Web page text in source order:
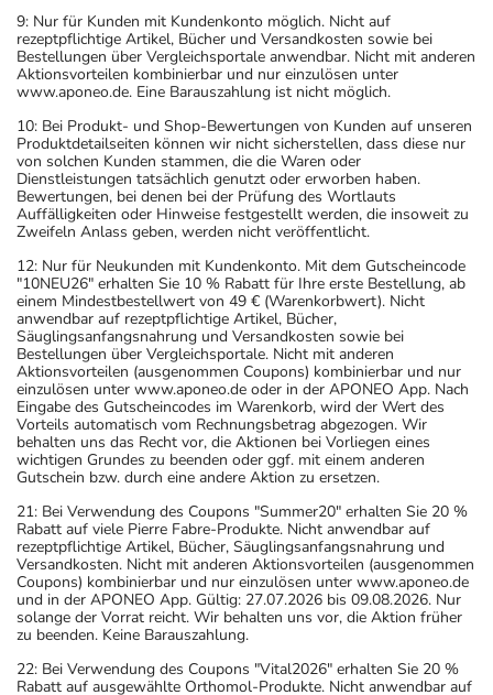
9: Nur für Kunden mit Kundenkonto möglich. Nicht auf
rezeptpflichtige Artikel, Bücher und Versandkosten sowie bei
Bestellungen über Vergleichsportale anwendbar. Nicht mit anderen
Aktionsvorteilen kombinierbar und nur einzulösen unter
www.aponeo.de. Eine Barauszahlung ist nicht möglich.
10: Bei Produkt- und Shop-Bewertungen von Kunden auf unseren
Produktdetailseiten können wir nicht sicherstellen, dass diese nur
von solchen Kunden stammen, die die Waren oder
Dienstleistungen tatsächlich genutzt oder erworben haben.
Bewertungen, bei denen bei der Prüfung des Wortlauts
Auffälligkeiten oder Hinweise festgestellt werden, die insoweit zu
Zweifeln Anlass geben, werden nicht veröffentlicht.
12: Nur für Neukunden mit Kundenkonto. Mit dem Gutscheincode
"10NEU26" erhalten Sie 10 % Rabatt für Ihre erste Bestellung, ab
einem Mindestbestellwert von 49 € (Warenkorbwert). Nicht
anwendbar auf rezeptpflichtige Artikel, Bücher,
Säuglingsanfangsnahrung und Versandkosten sowie bei
Bestellungen über Vergleichsportale. Nicht mit anderen
Aktionsvorteilen (ausgenommen Coupons) kombinierbar und nur
einzulösen unter www.aponeo.de oder in der APONEO App. Nach
Eingabe des Gutscheincodes im Warenkorb, wird der Wert des
Vorteils automatisch vom Rechnungsbetrag abgezogen. Wir
behalten uns das Recht vor, die Aktionen bei Vorliegen eines
wichtigen Grundes zu beenden oder ggf. mit einem anderen
Gutschein bzw. durch eine andere Aktion zu ersetzen.
21: Bei Verwendung des Coupons "Summer20" erhalten Sie 20 %
Rabatt auf viele Pierre Fabre-Produkte. Nicht anwendbar auf
rezeptpflichtige Artikel, Bücher, Säuglingsanfangsnahrung und
Versandkosten. Nicht mit anderen Aktionsvorteilen (ausgenommen
Coupons) kombinierbar und nur einzulösen unter www.aponeo.de
und in der APONEO App. Gültig: 27.07.2026 bis 09.08.2026. Nur
solange der Vorrat reicht. Wir behalten uns vor, die Aktion früher
zu beenden. Keine Barauszahlung.
22: Bei Verwendung des Coupons "Vital2026" erhalten Sie 20 %
Rabatt auf ausgewählte Orthomol-Produkte. Nicht anwendbar auf